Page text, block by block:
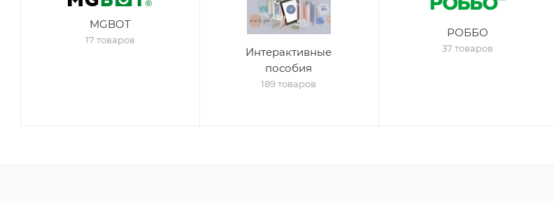
MGBOT
17 товаров
Интерактивные
пособия
189 товаров
РОББО
37 товаров